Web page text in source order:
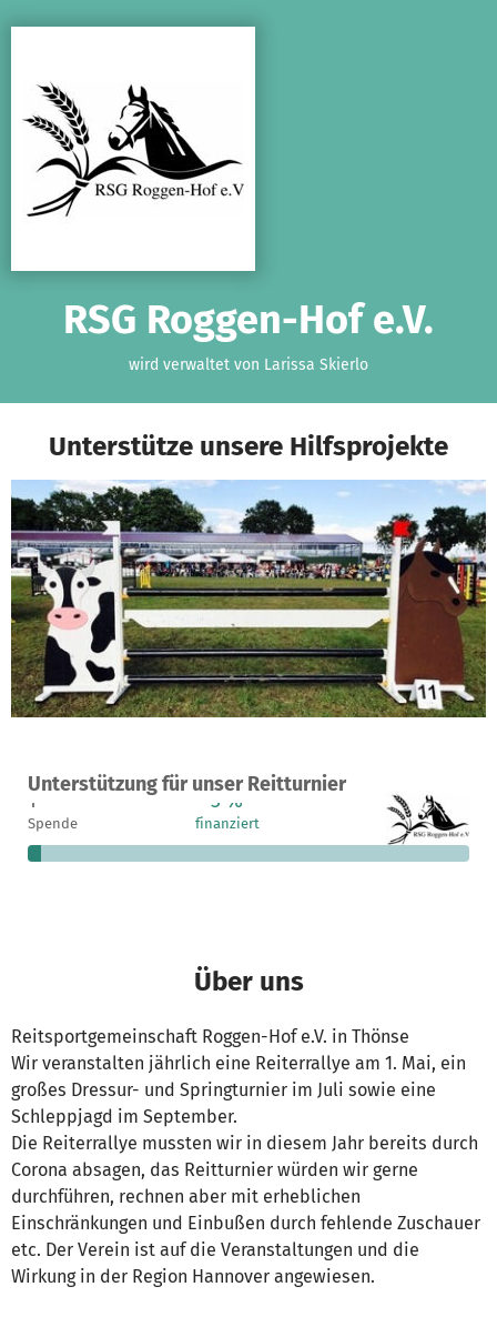
RSG Roggen-Hof e.V.
wird verwaltet von Larissa Skierlo
Unterstütze unsere Hilfsprojekte
Unterstützung für unser Reitturnier
Ein Projekt in Burgwedel, Deutschland
1
Spende
3 %
finanziert
7.250 €
fehlen noch
Über uns
Reitsportgemeinschaft Roggen-Hof e.V. in Thönse
Wir veranstalten jährlich eine Reiterrallye am 1. Mai, ein
großes Dressur- und Springturnier im Juli sowie eine
Schleppjagd im September.
Die Reiterrallye mussten wir in diesem Jahr bereits durch
Corona absagen, das Reitturnier würden wir gerne
durchführen, rechnen aber mit erheblichen
Einschränkungen und Einbußen durch fehlende Zuschauer
etc. Der Verein ist auf die Veranstaltungen und die
Wirkung in der Region Hannover angewiesen.